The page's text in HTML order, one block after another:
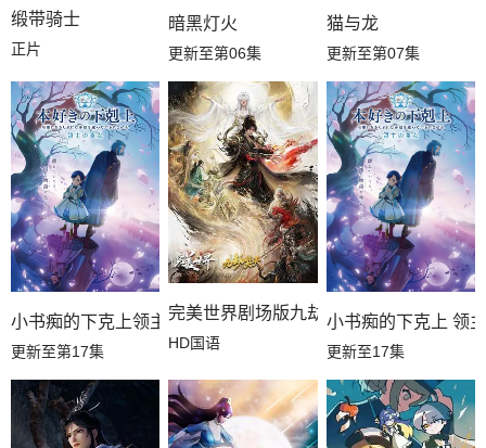
缎带骑士
正片
暗黑灯火
更新至第06集
猫与龙
更新至第07集
小书痴的下克上领主的养女
更新至第17集
完美世界剧场版九劫焚天
HD国语
小书痴的下克上 领
更新至17集